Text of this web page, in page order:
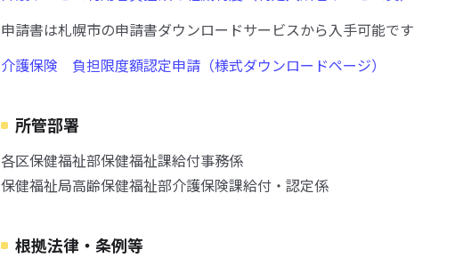
申請書は札幌市の申請書ダウンロードサービスから入手可能です
介護保険 負担限度額認定申請（様式ダウンロードページ）
所管部署
各区保健福祉部保健福祉課給付事務係
保健福祉局高齢保健福祉部介護保険課給付・認定係
根拠法律・条例等